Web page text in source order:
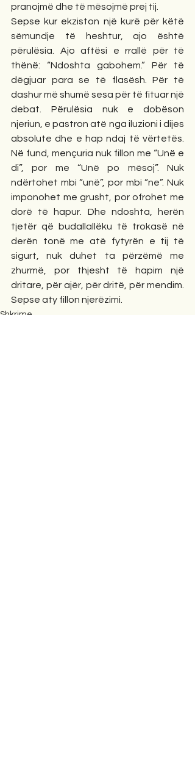
pranojmë dhe të mësojmë prej tij.
Sepse kur ekziston një kurë për këtë
sëmundje të heshtur, ajo është
përulësia. Ajo aftësi e rrallë për të
thënë: “Ndoshta gabohem.” Për të
dëgjuar para se të flasësh. Për të
dashur më shumë sesa për të fituar një
debat. Përulësia nuk e dobëson
njeriun, e pastron atë nga iluzioni i dijes
absolute dhe e hap ndaj të vërtetës.
Në fund, mençuria nuk fillon me “Unë e
di”, por me “Unë po mësoj”. Nuk
ndërtohet mbi “unë”, por mbi “ne”. Nuk
imponohet me grusht, por ofrohet me
dorë të hapur. Dhe ndoshta, herën
tjetër që budallallëku të trokasë në
derën tonë me atë fytyrën e tij të
sigurt, nuk duhet ta përzëmë me
zhurmë, por thjesht të hapim një
dritare, për ajër, për dritë, për mendim.
Sepse aty fillon njerëzimi.
Shkrime